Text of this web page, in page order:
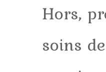
Hors,
soins